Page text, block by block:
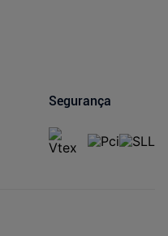
Segurança